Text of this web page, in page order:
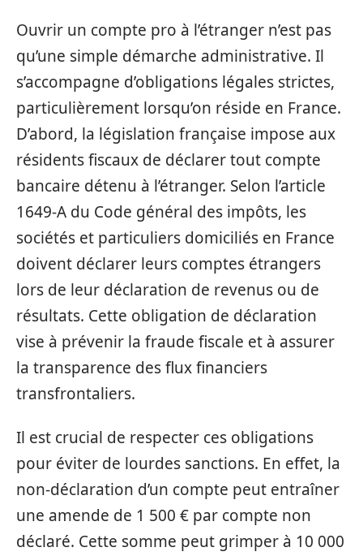
Ouvrir un compte pro à l’étranger n’est pas
qu’une simple démarche administrative. Il
s’accompagne d’obligations légales strictes,
particulièrement lorsqu’on réside en France.
D’abord, la législation française impose aux
résidents fiscaux de déclarer tout compte
bancaire détenu à l’étranger. Selon l’article
1649-A du Code général des impôts, les
sociétés et particuliers domiciliés en France
doivent déclarer leurs comptes étrangers
lors de leur déclaration de revenus ou de
résultats. Cette obligation de déclaration
vise à prévenir la fraude fiscale et à assurer
la transparence des flux financiers
transfrontaliers.
Il est crucial de respecter ces obligations
pour éviter de lourdes sanctions. En effet, la
non-déclaration d’un compte peut entraîner
une amende de 1 500 € par compte non
déclaré. Cette somme peut grimper à 10 000